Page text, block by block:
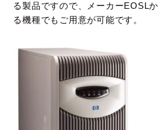
る製品ですので、 メーカーEOSL
る機種でもご用意が可能です。